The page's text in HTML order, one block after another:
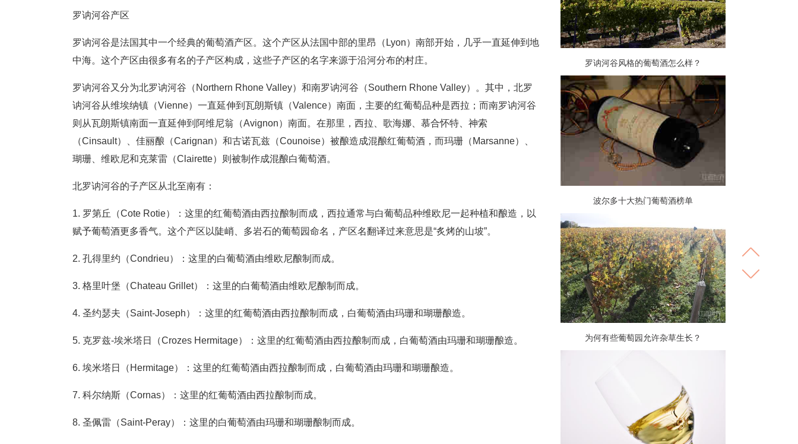
罗讷河谷产区
罗讷河谷是法国其中一个经典的葡萄酒产区。这个产区从法国中部的里昂（Lyon）南部开始，几乎一直延伸到地
中海。这个产区由很多有名的子产区构成，这些子产区的名字来源于沿河分布的村庄。
罗讷河谷又分为北罗讷河谷（Northern Rhone Valley）和南罗讷河谷（Southern Rhone Valley）。其中，北罗
讷河谷从维埃纳镇（Vienne）一直延伸到瓦朗斯镇（Valence）南面，主要的红葡萄品种是西拉；而南罗讷河谷
则从瓦朗斯镇南面一直延伸到阿维尼翁（Avignon）南面。在那里，西拉、歌海娜、慕合怀特、神索
（Cinsault）、佳丽酿（Carignan）和古诺瓦兹（Counoise）被酿造成混酿红葡萄酒，而玛珊（Marsanne）、
瑚珊、维欧尼和克莱雷（Clairette）则被制作成混酿白葡萄酒。
北罗讷河谷的子产区从北至南有：
1. 罗第丘（Cote Rotie）：这里的红葡萄酒由西拉酿制而成，西拉通常与白葡萄品种维欧尼一起种植和酿造，以
赋予葡萄酒更多香气。这个产区以陡峭、多岩石的葡萄园命名，产区名翻译过来意思是“炙烤的山坡”。
2. 孔得里约（Condrieu）：这里的白葡萄酒由维欧尼酿制而成。
3. 格里叶堡（Chateau Grillet）：这里的白葡萄酒由维欧尼酿制而成。
4. 圣约瑟夫（Saint-Joseph）：这里的红葡萄酒由西拉酿制而成，白葡萄酒由玛珊和瑚珊酿造。
5. 克罗兹-埃米塔日（Crozes Hermitage）：这里的红葡萄酒由西拉酿制而成，白葡萄酒由玛珊和瑚珊酿造。
6. 埃米塔日（Hermitage）：这里的红葡萄酒由西拉酿制而成，白葡萄酒由玛珊和瑚珊酿造。
7. 科尔纳斯（Cornas）：这里的红葡萄酒由西拉酿制而成。
8. 圣佩雷（Saint-Peray）：这里的白葡萄酒由玛珊和瑚珊酿制而成。
罗讷河谷风格的葡萄酒怎么样？
波尔多十大热门葡萄酒榜单
为何有些葡萄园允许杂草生长？